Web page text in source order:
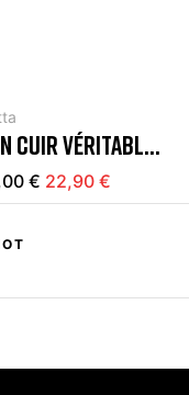
CUIR VÉRITABLE
€ 22,90 €